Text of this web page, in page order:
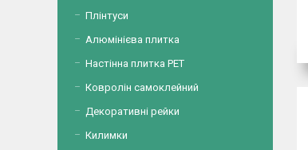
Плінтуси
Алюмінієва плитка
Настінна плитка PET
Ковролін самоклейний
Декоративні рейки
Килимки